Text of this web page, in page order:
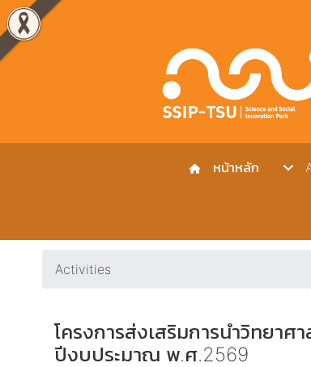
หน้าหลัก
Activities
โครงการส่งเสริมการนำวิทยา
ปีงบประมาณ พ.ศ.2569